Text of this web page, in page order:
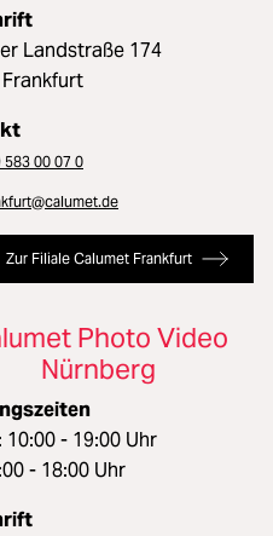
Landstraße 174
583 00 07 0
Zur Filiale Calumet Frankfurt
Photo Video
Nürnberg
10:00 - 19:00 Uhr
- 18:00 Uhr